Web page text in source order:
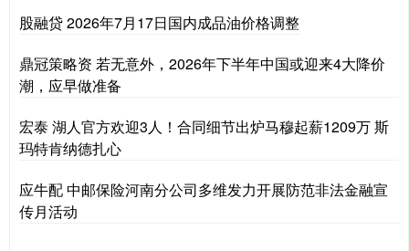
股融贷 2026年7月17日国内成品油价格调整
鼎冠策略资 若无意外，2026年下半年中国或迎来4大降价
潮，应早做准备
宏泰 湖人官方欢迎3人！合同细节出炉马穆起薪1209万 斯
玛特肯纳德扎心
应牛配 中邮保险河南分公司多维发力开展防范非法金融宣
传月活动